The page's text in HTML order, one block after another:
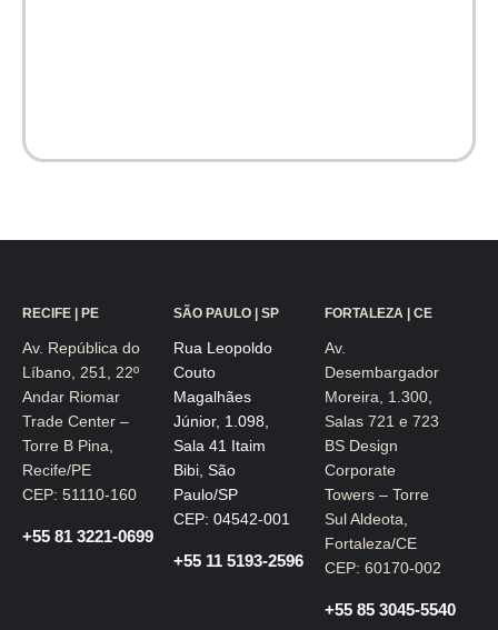
RECIFE | PE
Av. República do
Líbano, 251, 22º
Andar Riomar
Trade Center –
Torre B Pina,
Recife/PE
CEP: 51110-160
+55 81 3221-0699
SÃO PAULO | SP
Rua Leopoldo
Couto
Magalhães
Júnior, 1.098,
Sala 41 Itaim
Bibi, São
Paulo/SP
CEP: 04542-001
+55 11 5193-2596
FORTALEZA | CE
Av.
Desembargador
Moreira, 1.300,
Salas 721 e 723
BS Design
Corporate
Towers – Torre
Sul Aldeota,
Fortaleza/CE
CEP: 60170-002
+55 85 3045-5540